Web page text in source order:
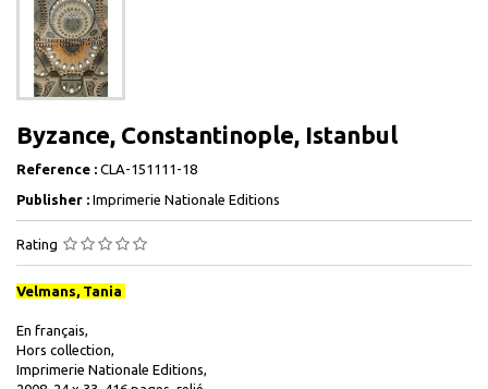
Byzance, Constantinople, Istanbul
Reference : CLA-151111-18
Publisher : Imprimerie Nationale Editions
Rating
Velmans, Tania
En français,
Hors collection,
Imprimerie Nationale Editions,